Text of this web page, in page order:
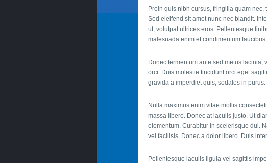
Proin quis nibh cursus, fringilla quam
Sed eleifend sit amet nunc nec blandit.
ut, volutpat ultrices eros. Pellentesque
malesuada enim et condimentum faucibus.
Donec fermentum ante sed metus
orci. Duis molestie tincidunt orci eget
gravida a imperdiet quis, sodales in
Nulla maximus enim vitae mollis
massa libero. Donec at iaculis justo. Ut
elementum. Curabitur in scelerisque dui.
vel facilisis. Donec a dolor libero. Duis
Pellentesque iaculis ligula vel sagittis